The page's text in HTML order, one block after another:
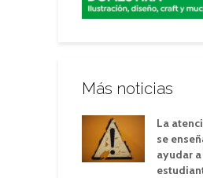
Más noticias
La
se
ayudar